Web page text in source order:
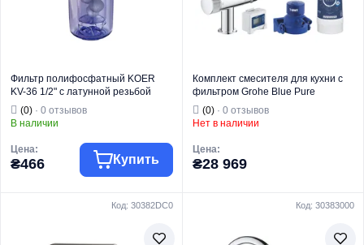
Фильтр полифосфатный KOER
KV-36 1/2" с латунной резьбой
(KR5027)
(0) · 0 отзывов
В наличии
Цена:
₴466 Купить
Комплект смесителя для кухни с
фильтром Grohe Blue Pure
(30382000)
(0)· 0 отзывов
Нет в наличии
Цена:
₴28 969
Код: 30382DC0 Код: 30383000